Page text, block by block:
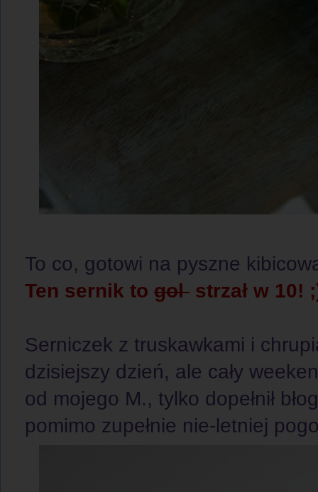
To co, gotowi na pyszne
Ten sernik to gol strzał w 10!
Serniczek z truskawkami i
dzisiejszy dzień, ale cały
od mojego M., tylko dopełnił
pomimo zupełnie nie-letniej